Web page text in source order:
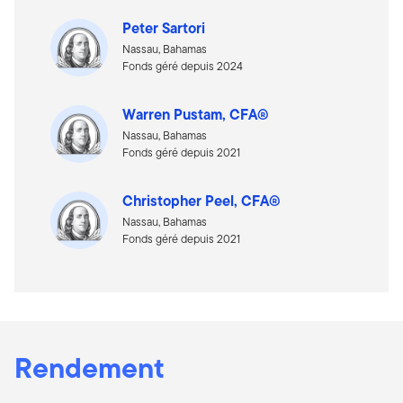
Peter Sartori
Nassau, Bahamas
Fonds géré depuis 2024
Warren Pustam, CFA®
Nassau, Bahamas
Fonds géré depuis 2021
Christopher Peel, CFA®
Nassau, Bahamas
Fonds géré depuis 2021
Rendement